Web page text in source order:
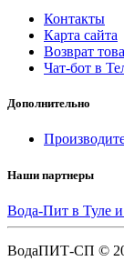
Контакты
Карта сайта
Возврат
Чат-бот в
Дополнительно
Наши партнеры
Вода-Пит в Туле и
ВодаПИТ-СП ©